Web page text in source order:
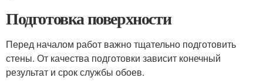
Подготовка поверхности
Перед началом работ важно тщательно подготовить
стены. От качества подготовки зависит конечный
результат и срок службы обоев.